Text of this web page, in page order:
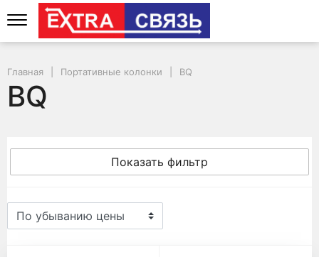
Главная Портативные колонки BQ
BQ
Показать фильтр